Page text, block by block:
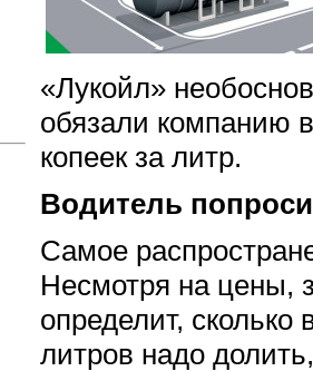
«Лукойл»
обязали компанию
копеек за литр.
Водитель
Самое
Несмотря на цены,
определит, сколько
литров надо